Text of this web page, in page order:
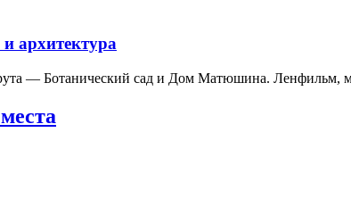
архитектура
— Ботанический сад и Дом Матюшина. Ленфильм,